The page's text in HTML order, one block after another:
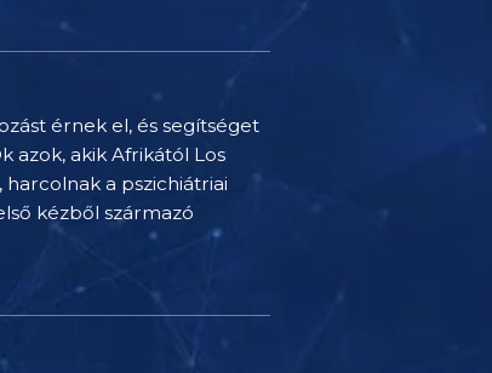
érnek el, és segítséget
azok, akik Afrikától Los
a pszichiátriai
kézből származó